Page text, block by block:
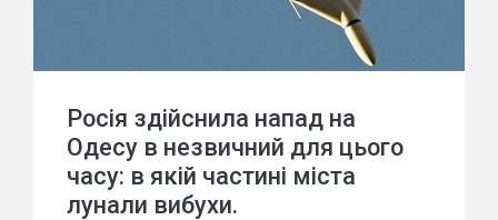
Росія здійснила напад на
Одесу в незвичний для цього
часу: в якій частині міста
лунали вибухи.